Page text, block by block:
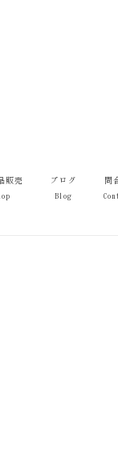
販売
ブログ
Blog
問